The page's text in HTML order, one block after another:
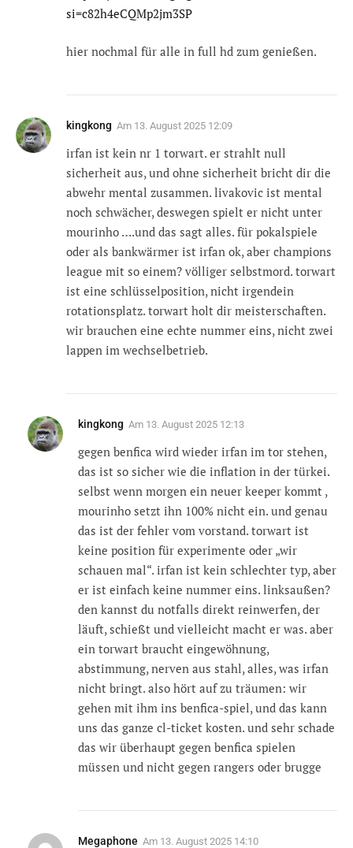
si=c82h4eCQMp2jm3SP
hier nochmal für alle in full hd zum genießen.
kingkong Am 13. August 2025 12:09
irfan ist kein nr 1 torwart. er strahlt null
sicherheit aus, und ohne sicherheit bricht dir die
abwehr mental zusammen. livakovic ist mental
noch schwächer, deswegen spielt er nicht unter
mourinho ….und das sagt alles. für pokalspiele
oder als bankwärmer ist irfan ok, aber champions
league mit so einem? völliger selbstmord. torwart
ist eine schlüsselposition, nicht irgendein
rotationsplatz. torwart holt dir meisterschaften.
wir brauchen eine echte nummer eins, nicht zwei
lappen im wechselbetrieb.
kingkong Am 13. August 2025 12:13
gegen benfica wird wieder irfan im tor stehen,
das ist so sicher wie die inflation in der türkei.
selbst wenn morgen ein neuer keeper kommt ,
mourinho setzt ihn 100% nicht ein. und genau
das ist der fehler vom vorstand. torwart ist
keine position für experimente oder „wir
schauen mal“. irfan ist kein schlechter typ, aber
er ist einfach keine nummer eins. linksaußen?
den kannst du notfalls direkt reinwerfen, der
läuft, schießt und vielleicht macht er was. aber
ein torwart braucht eingewöhnung,
abstimmung, nerven aus stahl, alles, was irfan
nicht bringt. also hört auf zu träumen: wir
gehen mit ihm ins benfica-spiel, und das kann
uns das ganze cl-ticket kosten. und sehr schade
das wir überhaupt gegen benfica spielen
müssen und nicht gegen rangers oder brugge
Megaphone Am 13. August 2025 14:10